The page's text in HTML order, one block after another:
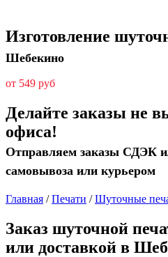
Изготовление
Шебекино
от 549 руб
Делайте заказы не
офиса!
Отправляем заказы СДЭК
самовывоза или курьером
Главная /Печати /Шуточные
Заказ шуточной
или доставкой в